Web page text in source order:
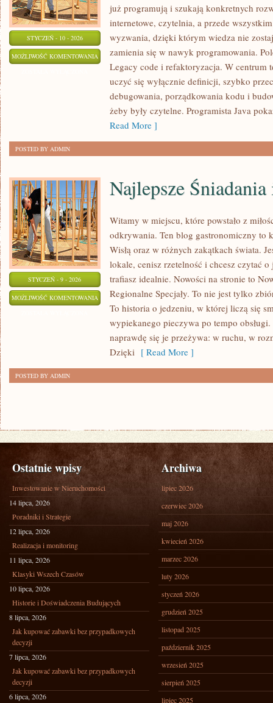
STYCZEŃ - 10 - 2026
MOŻLIWOŚĆ KOMENTOWANIA ROZWÓJ
APLIKACJI
WEBOWYCH
już programują i szukają konkretnych
internetowe, czytelnia, a przede
wyzwania, dzięki którym wiedza nie
zamienia się w nawyk programowania.
Legacy code i refaktoryzacja. W centrum
uczyć się wyłącznie definicji, szybko
debugowania, porządkowania kodu i
żeby były czytelne. Programista Java
Read More ]
POSTED BY ADMIN
STYCZEŃ - 9 - 2026
MOŻLIWOŚĆ KOMENTOWANIA NAJLEPSZE
ŚNIADANIA
BRUNCH
Najlepsze
Witamy w miejscu, które powstało z
odkrywania. Ten blog gastronomiczny to
Wisłą oraz w różnych zakątkach świata.
lokale, cenisz rzetelność i chcesz czytać
trafiasz idealnie. Nowości na stronie to
Regionalne Specjały. To nie jest tylko
To historia o jedzeniu, w której liczą się
wypiekanego pieczywa po tempo
naprawdę się je przeżywa: w ruchu, w
Dzięki [ Read More ]
POSTED BY ADMIN
Ostatnie wpisy
Inwestowanie w Nieruchomości
14 lipca, 2026
Poradniki i Strategie
12 lipca, 2026
Realizacja i monitoring
11 lipca, 2026
Klasyki Wszech Czasów
10 lipca, 2026
Historie i Doświadczenia Budujących
8 lipca, 2026
Jak kupować zabawki bez przypadkowych
decyzji
7 lipca, 2026
Jak kupować zabawki bez przypadkowych
decyzji
6 lipca, 2026
Archiwa
lipiec 2026
czerwiec 2026
maj 2026
kwiecień 2026
marzec 2026
luty 2026
styczeń 2026
grudzień 2025
listopad 2025
październik 2025
wrzesień 2025
sierpień 2025
lipiec 2025